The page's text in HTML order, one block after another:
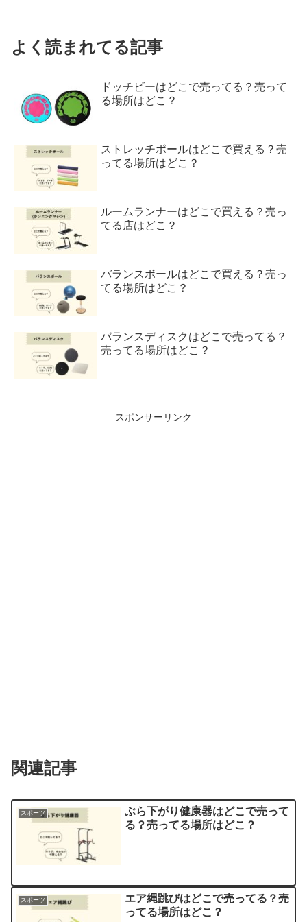
よく読まれてる記事
ドッチビーはどこで売ってる？売って
る場所はどこ？
ストレッチポールはどこで買える？売
ってる場所はどこ？
ルームランナーはどこで買える？売っ
てる店はどこ？
バランスボールはどこで買える？売っ
てる場所はどこ？
バランスディスクはどこで売ってる？
売ってる場所はどこ？
スポンサーリンク
関連記事
スポーツ
ぶら下がり健康器はどこで売って
る？売ってる場所はどこ？
スポーツ
エア縄跳びはどこで売ってる？売
ってる場所はどこ？